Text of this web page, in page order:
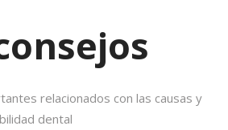
relacionados con las causas y
dental